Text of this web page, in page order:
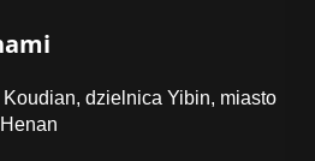
dzielnica Yibin, miasto